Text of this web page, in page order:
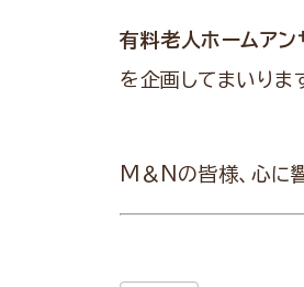
有料老人ホームアン
を企画してまいりま
M＆Nの皆様、心に